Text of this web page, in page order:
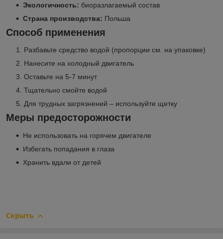
Экологичность: биоразлагаемый состав
Страна производства: Польша
Способ применения
Разбавьте средство водой (пропорции см. на упаковке)
Нанесите на холодный двигатель
Оставьте на 5-7 минут
Тщательно смойте водой
Для трудных загрязнений – используйте щетку
Меры предосторожности
Не использовать на горячем двигателе
Избегать попадания в глаза
Хранить вдали от детей
Скрыть